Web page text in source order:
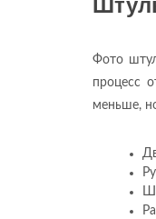
Фото
процесс
меньше,